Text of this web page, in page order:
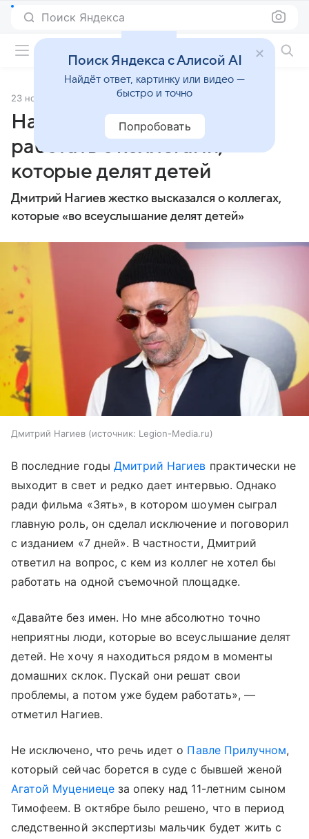
Поиск Яндекса
23 ноября 2024 Источник:super.ru
Нагиев заявил, что не хочет
работать с коллегами,
которые делят детей
Дмитрий Нагиев жестко высказался о коллегах,
которые «во всеуслышание делят детей»
Дмитрий Нагиев источник: Legion-Media.ru
В последние годы Дмитрий Нагиев практически не
выходит в свет и редко дает интервью. Однако
ради фильма «Зять», в котором шоумен сыграл
главную роль, он сделал исключение и поговорил
с изданием «7 дней». В частности, Дмитрий
ответил на вопрос, с кем из коллег не хотел бы
работать на одной съемочной площадке.
«Давайте без имен. Но мне абсолютно точно
неприятны люди, которые во всеуслышание делят
детей. Не хочу я находиться рядом в моменты
домашних склок. Пускай они решат свои
проблемы, а потом уже будем работать», —
отметил Нагиев.
Не исключено, что речь идет о Павле Прилучном,
который сейчас борется в суде с бывшей женой
Агатой Муцениецеза опеку над 11-летним сыном
Тимофеем. В октябре было решено, что в период
следственной экспертизы мальчик будет жить с
Поиск Яндекса с Алисой AI
Найдёт ответ, картинку или видео —
быстро и точно
Попробовать